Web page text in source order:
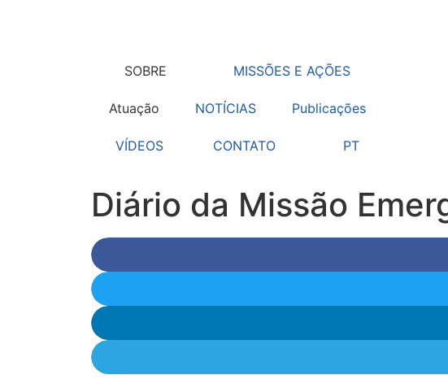
SOBRE MISSÕES E AÇÕES
Atuação NOTÍCIAS Publicações
VÍDEOS CONTATO PT
Diário da Missão